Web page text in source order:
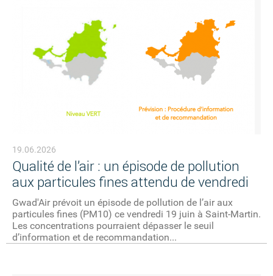
19.06.2026
Qualité de l’air : un épisode de pollution
aux particules fines attendu de vendredi
Gwad'Air prévoit un épisode de pollution de l’air aux
particules fines (PM10) ce vendredi 19 juin à Saint-Martin.
Les concentrations pourraient dépasser le seuil
d’information et de recommandation...